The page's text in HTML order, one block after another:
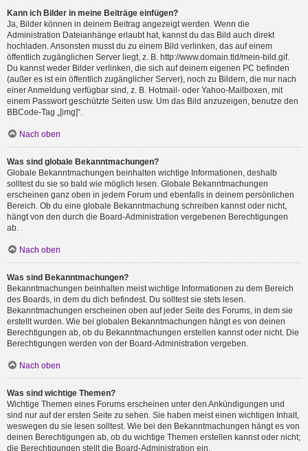
Kann ich Bilder in meine Beiträge einfügen?
Ja, Bilder können in deinem Beitrag angezeigt werden. Wenn die
Administration Dateianhänge erlaubt hat, kannst du das Bild auch direkt
hochladen. Ansonsten musst du zu einem Bild verlinken, das auf einem
öffentlich zugänglichen Server liegt, z. B. http://www.domain.tld/mein-bild.gif.
Du kannst weder Bilder verlinken, die sich auf deinem eigenen PC befinden
(außer es ist ein öffentlich zugänglicher Server), noch zu Bildern, die nur nach
einer Anmeldung verfügbar sind, z. B. Hotmail- oder Yahoo-Mailboxen, mit
einem Passwort geschützte Seiten usw. Um das Bild anzuzeigen, benutze den
BBCode-Tag „[img]“.
Nach oben
Was sind globale Bekanntmachungen?
Globale Bekanntmachungen beinhalten wichtige Informationen, deshalb
solltest du sie so bald wie möglich lesen. Globale Bekanntmachungen
erscheinen ganz oben in jedem Forum und ebenfalls in deinem persönlichen
Bereich. Ob du eine globale Bekanntmachung schreiben kannst oder nicht,
hängt von den durch die Board-Administration vergebenen Berechtigungen
ab.
Nach oben
Was sind Bekanntmachungen?
Bekanntmachungen beinhalten meist wichtige Informationen zu dem Bereich
des Boards, in dem du dich befindest. Du solltest sie stets lesen.
Bekanntmachungen erscheinen oben auf jeder Seite des Forums, in dem sie
erstellt wurden. Wie bei globalen Bekanntmachungen hängt es von deinen
Berechtigungen ab, ob du Bekanntmachungen erstellen kannst oder nicht. Die
Berechtigungen werden von der Board-Administration vergeben.
Nach oben
Was sind wichtige Themen?
Wichtige Themen eines Forums erscheinen unter den Ankündigungen und
sind nur auf der ersten Seite zu sehen. Sie haben meist einen wichtigen Inhalt,
weswegen du sie lesen solltest. Wie bei den Bekanntmachungen hängt es von
deinen Berechtigungen ab, ob du wichtige Themen erstellen kannst oder nicht;
die Berechtigungen stellt die Board-Administration ein.